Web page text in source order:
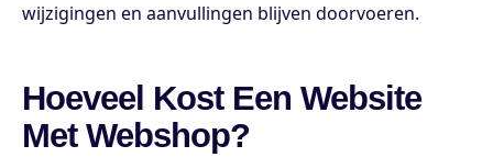
wijzigingen en aanvullingen blijven doorvoeren.
Hoeveel Kost Een Website
Met Webshop?